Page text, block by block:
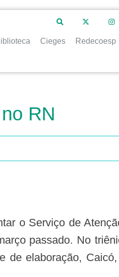
Cieges Redecoesp
RN
passado. No
de elaboração,